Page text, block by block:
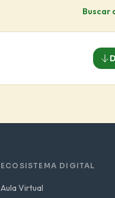
Buscar
ECOSISTEMA DIGITAL
Aula Virtual